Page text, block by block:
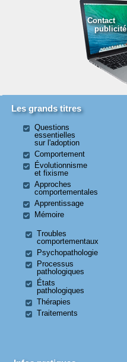
Contact
publicité
Les grands titres
Questions
essentielles
sur l'adoption
Comportement
Évolutionnisme
et fixisme
Approches
comportementales
Apprentissage
Mémoire
Troubles
comportementaux
Psychopathologie
Processus
pathologiques
États
pathologiques
Thérapies
Traitements